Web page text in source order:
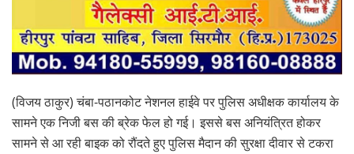
(विजय ठाकुर) चंबा-पठानकोट नेशनल हाईवे पर पुलिस अधीक्षक कार्यालय के
सामने एक निजी बस की ब्रेक फेल हो गई। इससे बस अनियंत्रित होकर
सामने से आ रही बाइक को रौंदते हुए पुलिस मैदान की सुरक्षा दीवार से टकरा